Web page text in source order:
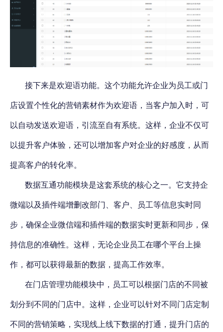
接下来是欢迎语功能。这个功能允许企业为员工或门
店设置个性化的营销素材作为欢迎语，当客户加入时，可
以自动发送欢迎语， 引流至自有系统。这样，企业不仅可
以提升客户体验，还可以增加客户对企业的好感度，从而
提高客户的转化率。
数据互通功能模块是这套系统的核心之一。它支持企
微端以及插件端增删改部门、客户、员工等信息实时同
步，确保企业微信端和插件端的数据实时更新和同步，保
持信息的准确性。这样， 无论企业员工在哪个平台上操
作，都可以获得最新的数据，提高工作效率。
在门店管理功能模块中，员工可以根据门店的不同被
划分到不同的门店中。这样，企业可以针对不同门店定制
不同的营销策略，实现线上线下数据的打通，提升门店的